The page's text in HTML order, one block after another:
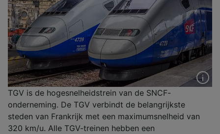
TGV is de hogesnelheidstrein van de SNCF-
onderneming. De TGV verbindt de belangrijkste
steden van Frankrijk met een maximumsnelheid van
320 km/u. Alle TGV-treinen hebben een